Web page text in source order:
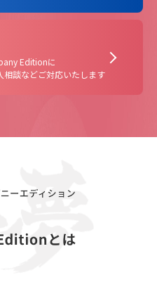
Editionに
相談などご対応いたします